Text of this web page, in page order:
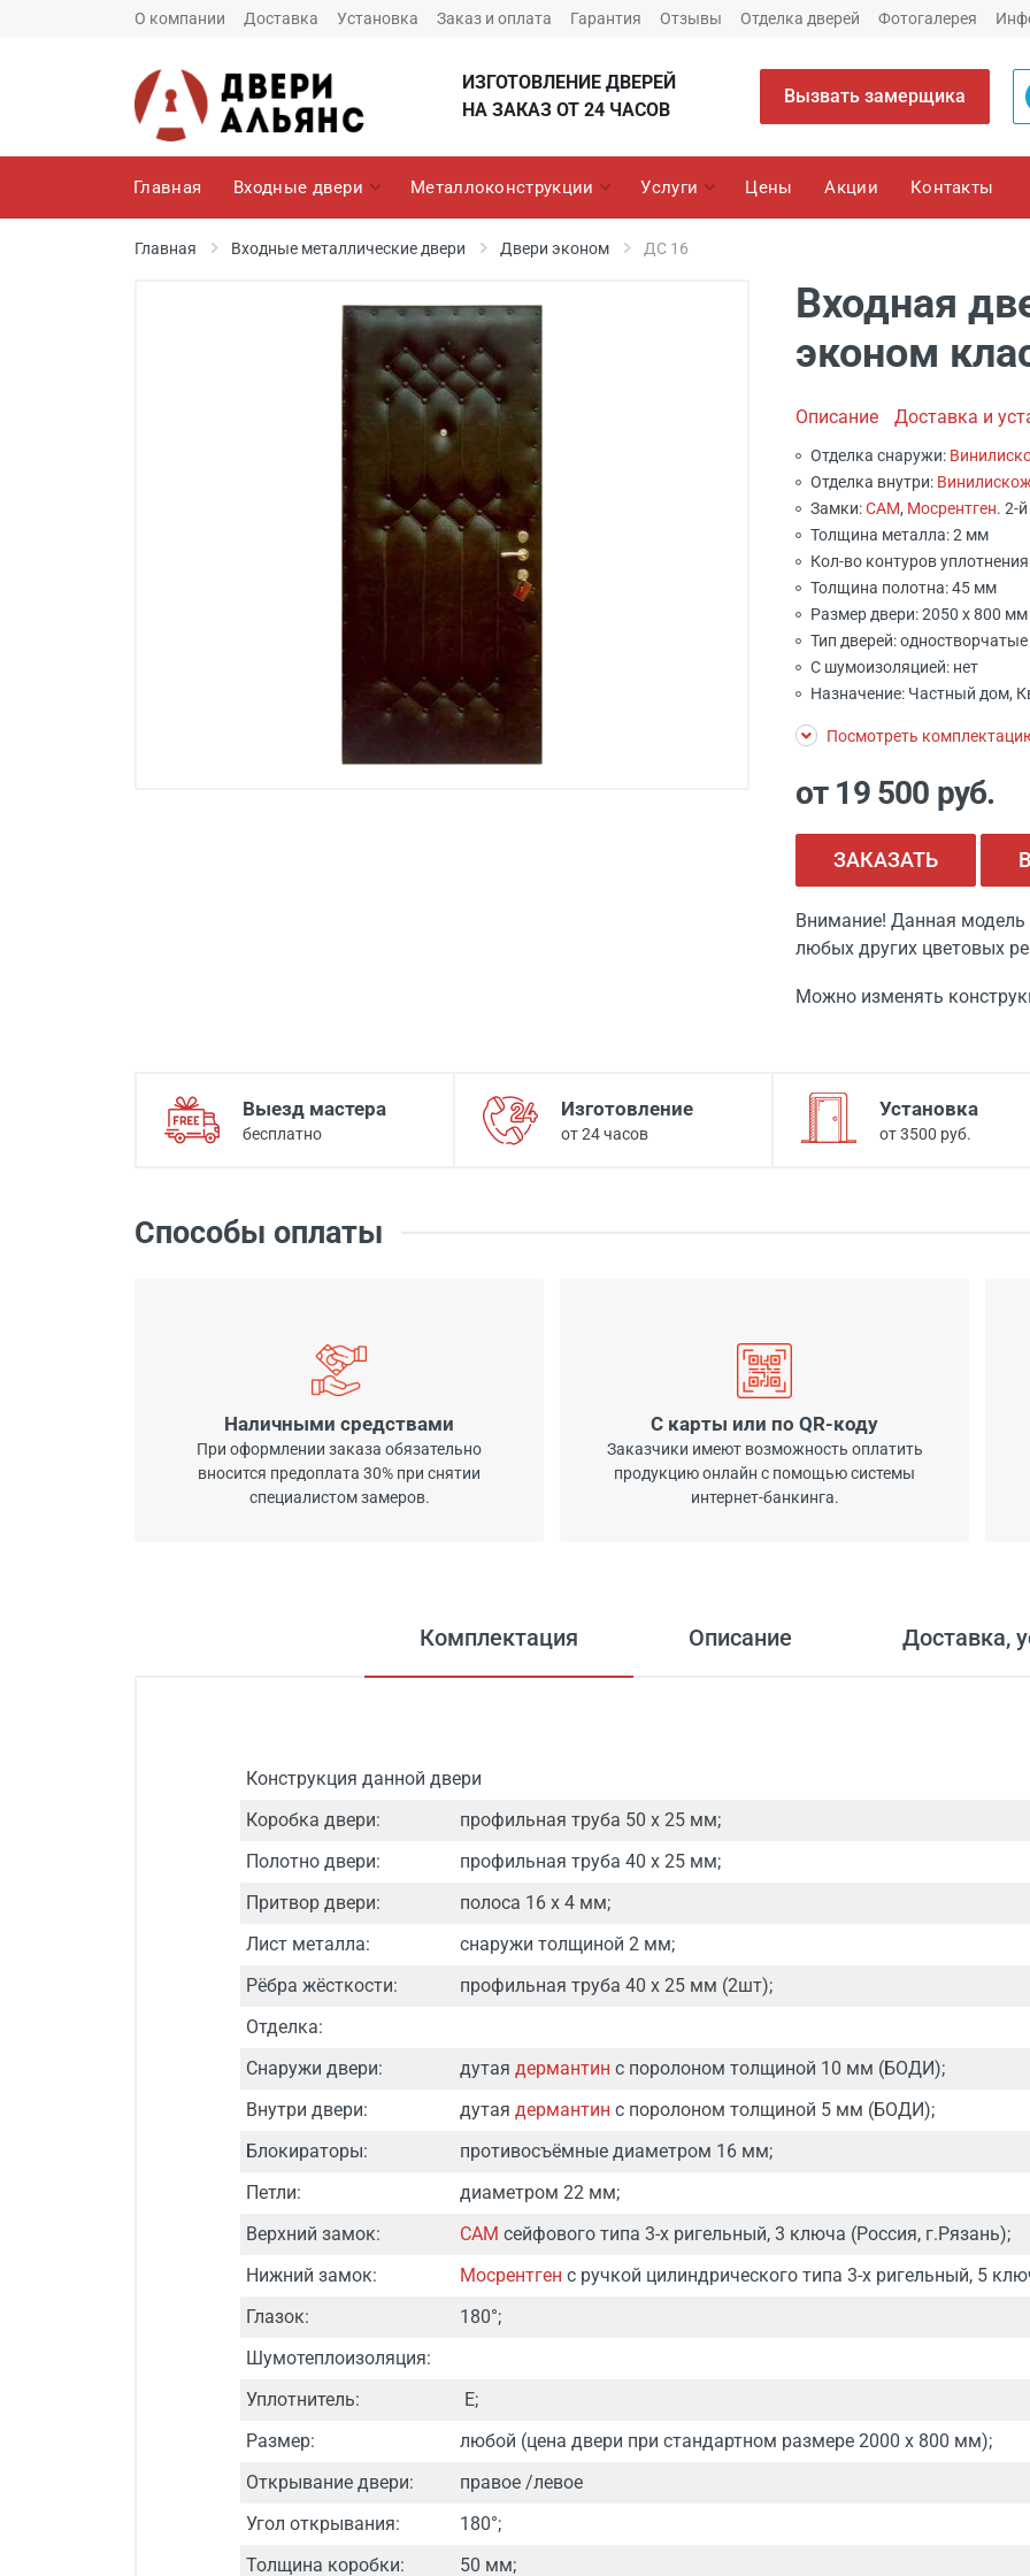
О компании Доставка Установка Заказ и оплата Гарантия Отзывы Отделка дверей Фотогалерея
ИЗГОТОВЛЕНИЕ ДВЕРЕЙ
НА ЗАКАЗ ОТ 24 ЧАСОВ
Вызвать замерщика
Главная Входные двери Металлоконструкции Услуги Цены Акции Контакты
Главная Входные металлические двери Двери эконом ДС 16
Входная
эконом
Описание Доставка и
Отделка снаружи:
Отделка внутри:
Замки:САМ, Мосрентген. 2-
Толщина металла: 2 мм
Кол-во контуров
Толщина полотна: 45 мм
Размер двери: 2050 x 800 мм
Тип дверей: одностворчатые
С шумоизоляцией: нет
Назначение: Частный дом,
Посмотреть
от 19 500 руб.
ЗАКАЗАТЬ
Внимание! Данная модель
любых других цветовых
Можно изменять
Выезд мастера
бесплатно
Изготовление
от 24 часов
Установка
от 3500 руб.
Способы оплаты
Наличными средствами
При оформлении заказа обязательно
вносится предоплата 30% при снятии
специалистом замеров.
С карты или по QR-коду
Заказчики имеют возможность оплатить
продукцию онлайн с помощью системы
интернет-банкинга.
Комплектация Описание Доставка,
Конструкция данной двери
Коробка двери:
профильная труба 50 х 25 мм;
Полотно двери:
профильная труба 40 х 25 мм;
Притвор двери:
полоса 16 х 4 мм;
Лист металла:
снаружи толщиной 2 мм;
Рёбра жёсткости:
профильная труба 40 х 25 мм (2шт);
Отделка:
Снаружи двери:
дутая дермантин с поролоном толщиной 10 мм (БОДИ);
Внутри двери:
дутая дермантин с поролоном толщиной 5 мм (БОДИ);
Блокираторы:
противосъёмные диаметром 16 мм;
Петли:
диаметром 22 мм;
Верхний замок:
САМ сейфового типа 3-х ригельный, 3 ключа (Россия, г.Рязань);
Нижний замок:
Мосрентген с ручкой цилиндрического типа 3-х ригельный, 5
Глазок:
180°;
Шумотеплоизоляция:
Уплотнитель:
Е;
Размер:
любой (цена двери при стандартном размере 2000 х 800 мм);
Открывание двери:
правое /левое
Угол открывания:
180°;
Толщина коробки:
50 мм;